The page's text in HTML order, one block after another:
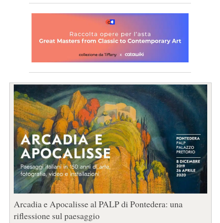
Arcadia e Apocalisse al PALP di Pontedera: una
riflessione sul paesaggio